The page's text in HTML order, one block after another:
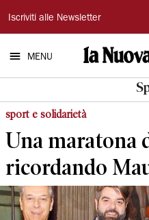
La
Nuova
Ferrara
Iscriviti alle Newsletter
MENU
sport e solidarietà
Una maratona
ricordando